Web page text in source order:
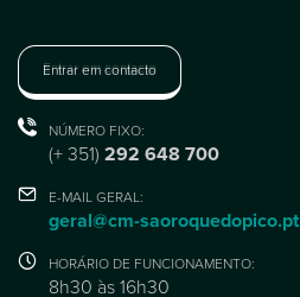
Entrar em contacto
NÚMERO FIXO:
(+ 351) 292 648 700
E-MAIL GERAL:
geral@cm-saoroquedopico.pt
HORÁRIO DE FUNCIONAMENTO:
8h30 às 16h30